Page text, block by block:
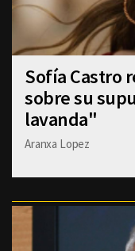
Sofía Castro
sobre su
lavanda"
Aranxa Lopez